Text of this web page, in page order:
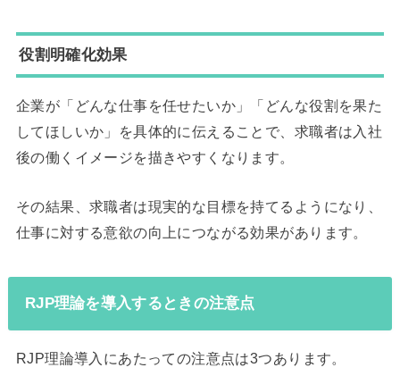
役割明確化効果
企業が「どんな仕事を任せたいか」「どんな役割を果た
してほしいか」を具体的に伝えることで、求職者は入社
後の働くイメージを描きやすくなります。
その結果、求職者は現実的な目標を持てるようになり、
仕事に対する意欲の向上につながる効果があります。
RJP理論を導入するときの注意点
RJP理論導入にあたっての注意点は3つあります。